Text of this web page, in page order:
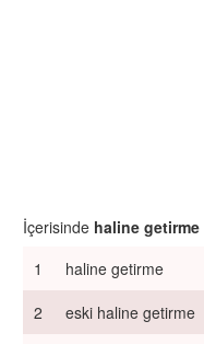
İçerisinde haline getirme
1
haline getirme
2
eski haline getirme